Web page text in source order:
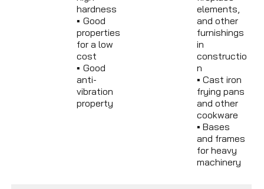
hardness
▪Good
properties
for a low
cost
▪Good
anti-
vibration
property
elements,
and other
furnishings
in
constructio
n
▪ Cast iron
frying pans
and other
cookware
▪ Bases
and frames
for heavy
machinery